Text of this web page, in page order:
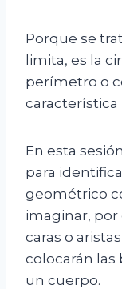
Porque se
limita, es la
perímetro o
En esta
para
geométrico
imaginar, por
caras o
colocarán las
un cuerpo.